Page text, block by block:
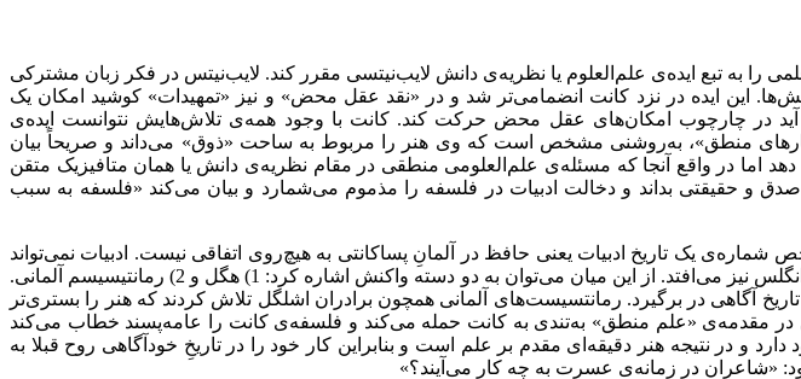
را به تبع ایده‌‌ی علم‌‌العلوم یا نظریه‌‌ی دانش لایب‌‌نیتسی مقرر کند. لایب‌‌نیتس در فکر زبان مشترکی
این ایده‌‌ در نزد کانت انضمامی‌‌تر شد و در «نقد عقل محض» و نیز «تمهیدات» کوشید امکان یک
در چارچوب امکان‌‌های عقل محض حرکت کند. کانت با وجود همه‌‌ی تلاش‌‌هایش نتوانست ایده‌‌ی
منطق»، به‌‌روشنی مشخص است که وی هنر را مربوط به ساحت «ذوق» می‌‌داند و صریحاً بیان
اما در واقع آنجا که مسئله‌‌ی علم‌العلومی منطقی در مقام نظریه‌‌ی دانش یا همان متافیزیک متقن
و حقیقتی بداند و دخالت ادبیات در فلسفه را مذموم می‌‌شمارد و بیان می‌‌کند «فلسفه به سبب
یک تاریخ ادبیات یعنی حافظ در آلمانِ پساکانتی به هیچ‌‌روی اتفاقی نیست. ادبیات نمی‌‌تواند
پاسخ فلسفه را ندهد، چونان‌که سایه‌‌ی حافظ در آلمان نه فقط بر گوته و هولدرلین و نیچه که بر مارکس و انگلس نیز می‌‌افتد. از این میان می‌‌توان به دو دسته واکنش اشاره کرد: 1) هگل و 2) رمانتیسیسم آلمانی.
آگاهی در برگیرد. رمانتسیست‌‌های آلمانی همچون برادران اشلگل تلاش کردند که هنر را بستری‌‌تر
در مقدمه‌‌ی «علم منطق» به‌‌تندی به کانت حمله می‌‌کند و فلسفه‌‌ی کانت را عامه‌‌پسند خطاب می‌‌کند
و در نتیجه هنر دقیقه‌‌ای مقدم بر علم است و بنابراین کار خود را در تاریخِ خودآگاهی روح قبلا به
«شاعران در زمانه‌‌ی عسرت به چه کار می‌‌آیند؟»